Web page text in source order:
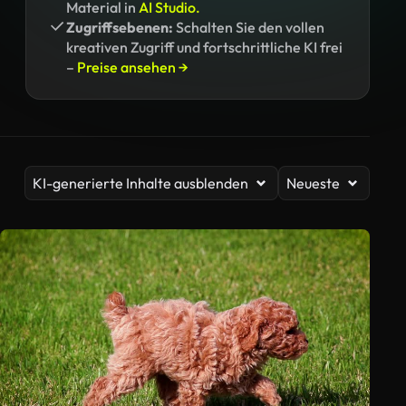
Material in AI Studio.
Zugriffsebenen: Schalten Sie den vollen
kreativen Zugriff und fortschrittliche KI frei
– Preise ansehen →
KI-generierte Inhalte ausblenden Neueste